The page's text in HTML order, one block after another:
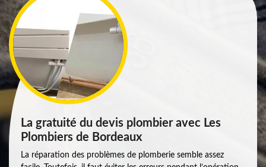
La gratuité du devis plombier avec Les
Plombiers de Bordeaux
La réparation des problèmes de plomberie semble assez